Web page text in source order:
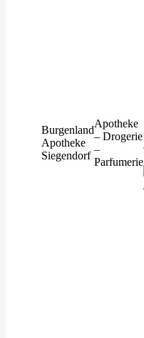
Burgenland
Apotheke
Siegendorf
Apotheke
– Drogerie
–
Parfumerie